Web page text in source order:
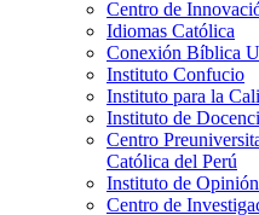
Centro de
Idiomas Católica
Conexión Bíblica
Instituto Confucio
Instituto para la
Instituto de
Centro
Católica del Perú
Instituto de
Centro de